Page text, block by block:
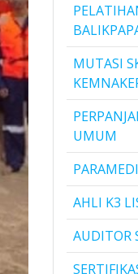
MUTASI
UMUM
AHLI K3
AUDITOR